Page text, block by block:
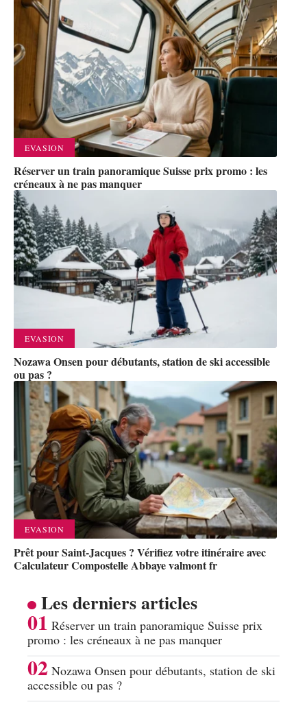
EVASION
Réserver un train panoramique Suisse prix promo : les
créneaux à ne pas manquer
EVASION
Nozawa Onsen pour débutants, station de ski accessible
ou pas ?
EVASION
Prêt pour Saint-Jacques ? Vérifiez votre itinéraire avec
Calculateur Compostelle Abbaye valmont fr
Les derniers articles
Réserver un train panoramique Suisse prix
promo : les créneaux à ne pas manquer
Nozawa Onsen pour débutants, station de ski
accessible ou pas ?